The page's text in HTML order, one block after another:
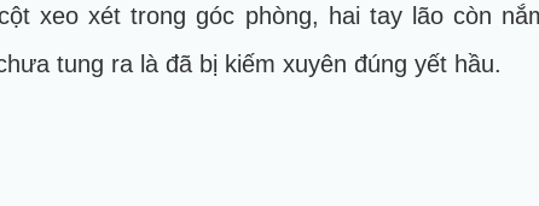
xeo xét trong góc phòng, hai tay lão còn
tung ra là đã bị kiếm xuyên đúng yết hầu.